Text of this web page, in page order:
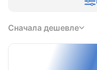
Сначала дешевле